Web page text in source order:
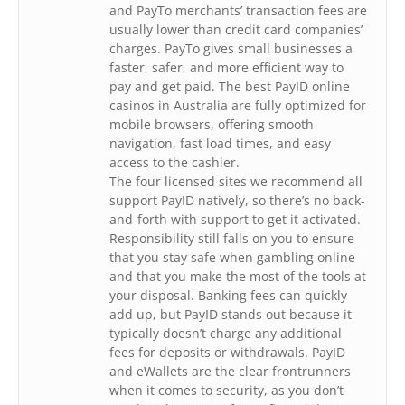
and PayTo merchants’ transaction fees are
usually lower than credit card companies’
charges. PayTo gives small businesses a
faster, safer, and more efficient way to
pay and get paid. The best PayID online
casinos in Australia are fully optimized for
mobile browsers, offering smooth
navigation, fast load times, and easy
access to the cashier.
The four licensed sites we recommend all
support PayID natively, so there’s no back-
and-forth with support to get it activated.
Responsibility still falls on you to ensure
that you stay safe when gambling online
and that you make the most of the tools at
your disposal. Banking fees can quickly
add up, but PayID stands out because it
typically doesn’t charge any additional
fees for deposits or withdrawals. PayID
and eWallets are the clear frontrunners
when it comes to security, as you don’t